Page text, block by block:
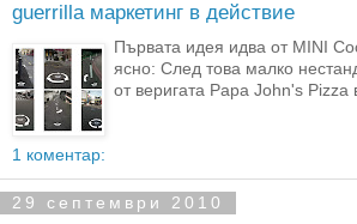
guerrilla маркетинг в действие
Първата идея идва от MINI
ясно: След това малко
от веригата Papa John's Pizza
1 коментар:
29 септември 2010